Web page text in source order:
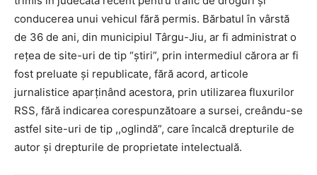
conducerea unui vehicul fără permis. Bărbatul în vârstă
de 36 de ani, din municipiul Târgu-Jiu, ar fi administrat o
rețea de site-uri de tip “știri”, prin intermediul cărora ar fi
fost preluate și republicate, fără acord, articole
jurnalistice aparținând acestora, prin utilizarea fluxurilor
RSS, fără indicarea corespunzătoare a sursei, creându-se
astfel site-uri de tip ,,oglindă”, care încalcă drepturile de
autor și drepturile de proprietate intelectuală.